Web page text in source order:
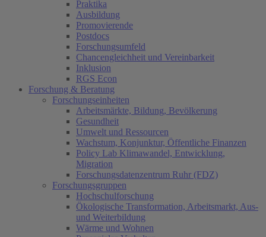
Praktika
Ausbildung
Promovierende
Postdocs
Forschungsumfeld
Chancengleichheit und Vereinbarkeit
Inklusion
RGS Econ
Forschung & Beratung
Forschungseinheiten
Arbeitsmärkte, Bildung, Bevölkerung
Gesundheit
Umwelt und Ressourcen
Wachstum, Konjunktur, Öffentliche Finanzen
Policy Lab Klimawandel, Entwicklung,
Migration
Forschungsdatenzentrum Ruhr (FDZ)(current)
Forschungsgruppen
Hochschulforschung
Ökologische Transformation, Arbeitsmarkt, Aus-
und Weiterbildung
Wärme und Wohnen